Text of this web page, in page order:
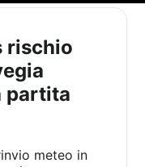
rischio
partita